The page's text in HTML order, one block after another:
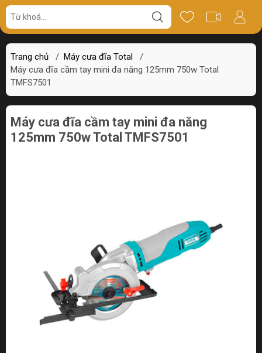
Trang chủ / Máy cưa đĩa Total
/
Máy cưa đĩa cầm tay mini đa năng 125mm 750w Total
TMFS7501
Giá bán Thông số Review
Máy cưa đĩa cầm tay mini đa năng
125mm 750w Total TMFS7501